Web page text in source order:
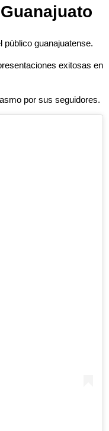
público guanajuatense.
exitosas en
por sus seguidores.